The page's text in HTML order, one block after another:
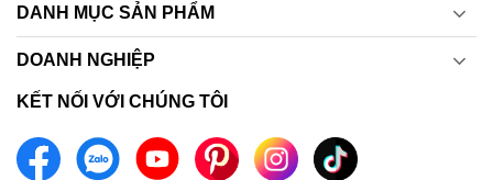
DANH MỤC SẢN PHẨM
DOANH NGHIỆP
KẾT NỐI VỚI CHÚNG TÔI